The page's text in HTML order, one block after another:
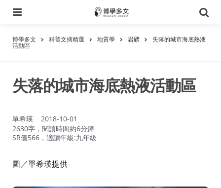
尋
博學多文 科普文摘精選 地質學 岩礦 失落的城市海底熱液
活動區
失落的城市海底熱液活動區
作
者：
單希瑛
2018-10-01
2630字，閱讀時間約6分鐘
SR值566，適讀年級:九年級
圖／單希瑛提供